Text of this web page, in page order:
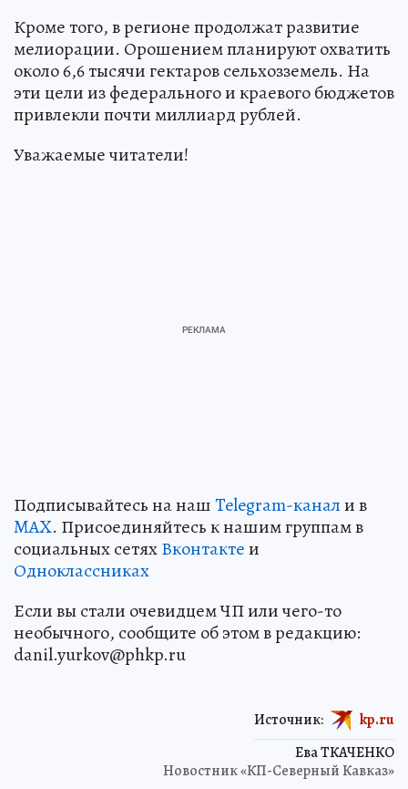
Кроме того, в регионе продолжат развитие
мелиорации. Орошением планируют охватить
около 6,6 тысячи гектаров сельхозземель. На
эти цели из федерального и краевого бюджетов
привлекли почти миллиард рублей.
Уважаемые читатели!
Подписывайтесь на нашTelegram-канали в
MAX. Присоединяйтесь к нашим группам в
социальных сетяхВконтактеи
Одноклассниках
Если вы стали очевидцем ЧП или чего-то
необычного, сообщите об этом в редакцию:
danil.yurkov@phkp.ru
Ева ТКАЧЕНКО
Новостник «КП-Северный Кавказ»
Источник: kp.ru